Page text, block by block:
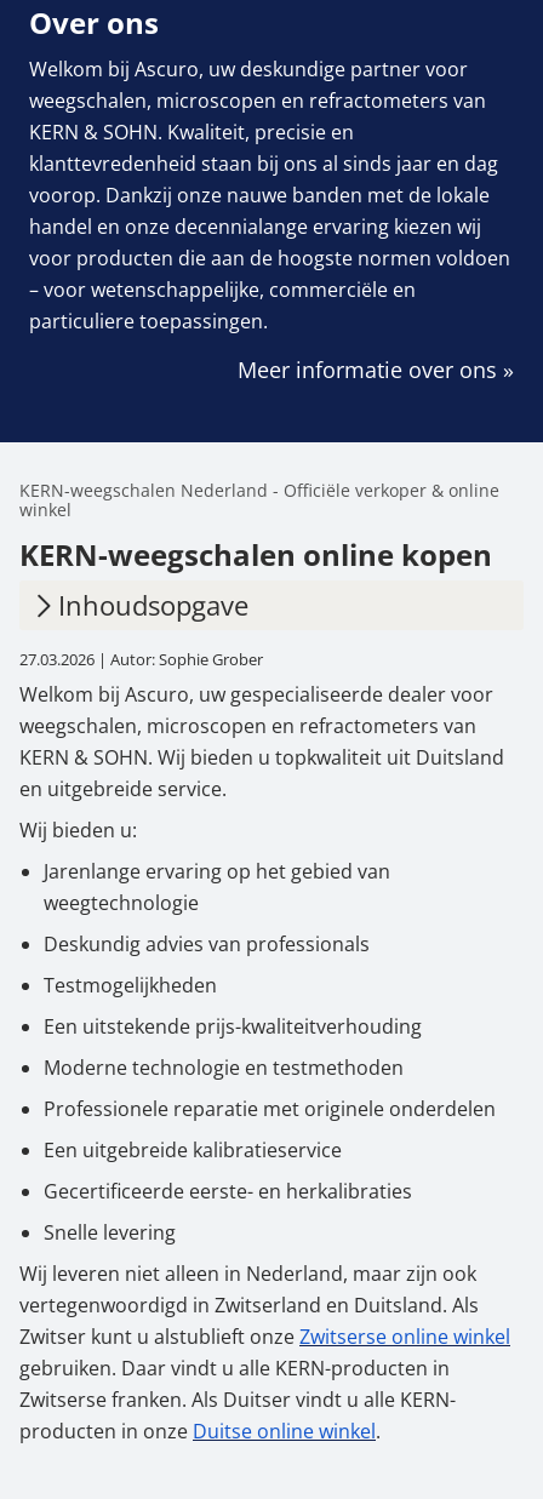
Over ons
Welkom bij Ascuro, uw deskundige partner voor
weegschalen, microscopen en refractometers van
KERN & SOHN. Kwaliteit, precisie en
klanttevredenheid staan bij ons al sinds jaar en dag
voorop. Dankzij onze nauwe banden met de lokale
handel en onze decennialange ervaring kiezen wij
voor producten die aan de hoogste normen voldoen
– voor wetenschappelijke, commerciële en
particuliere toepassingen.
Meer informatie over ons »
KERN-weegschalen Nederland - Officiële verkoper & online
winkel
KERN-weegschalen online kopen
Inhoudsopgave
1. KERN & SOHN Weegschalen -
Weegtechnologie uit Duitsland sinds 1844
2. Onze bedrijfsfilosofie
27.03.2026 | Autor: Sophie Grober
Welkom bij Ascuro, uw gespecialiseerde dealer voor
weegschalen, microscopen en refractometers van
KERN & SOHN. Wij bieden u topkwaliteit uit Duitsland
en uitgebreide service.
Wij bieden u:
Jarenlange ervaring op het gebied van
weegtechnologie
Deskundig advies van professionals
Testmogelijkheden
Een uitstekende prijs-kwaliteitverhouding
Moderne technologie en testmethoden
Professionele reparatie met originele onderdelen
Een uitgebreide kalibratieservice
Gecertificeerde eerste- en herkalibraties
Snelle levering
Wij leveren niet alleen in Nederland, maar zijn ook
vertegenwoordigd in Zwitserland en Duitsland. Als
Zwitser kunt u alstublieft onzeZwitserse online winkel
gebruiken. Daar vindt u alle KERN-producten in
Zwitserse franken. Als Duitser vindt u alle KERN-
producten in onze Duitse online winkel.